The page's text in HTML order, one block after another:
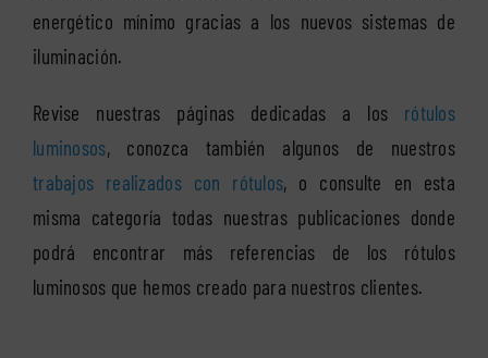
energético mínimo gracias a los nuevos sistemas de
iluminación.
Revise nuestras páginas dedicadas a los rótulos
luminosos, conozca también algunos de nuestros
trabajos realizados con rótulos, o consulte en esta
misma categoría todas nuestras publicaciones donde
podrá encontrar más referencias de los rótulos
luminosos que hemos creado para nuestros clientes.